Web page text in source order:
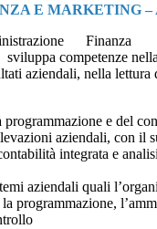
E MARKETING –
nella
aziendali, nella lettura
programmazione e del
aziendali, con il
integrata e
aziendali quali
programmazione,